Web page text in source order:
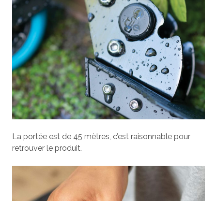
La portée est de 45 mètres, c’est raisonnable pour
retrouver le produit.